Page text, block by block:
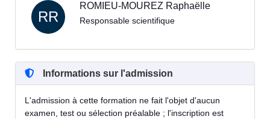
RR
ROMIEU-MOUREZ Raphaëlle
Responsable scientifique
Informations sur l'admission
L'admission à cette formation ne fait l'objet d'aucun
examen, test ou sélection préalable ; l'inscription est